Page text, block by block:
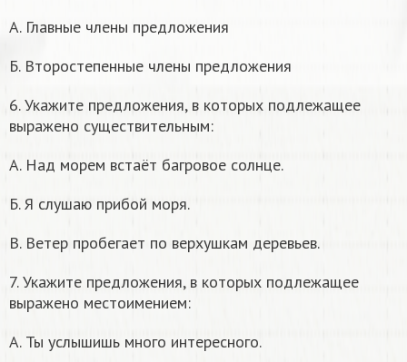
А. Главные члены предложения
Б. Второстепенные члены предложения
6. Укажите предложения, в которых подлежащее
выражено существительным:
А. Над морем встаёт багровое солнце.
Б. Я слушаю прибой моря.
В. Ветер пробегает по верхушкам деревьев.
7. Укажите предложения, в которых подлежащее
выражено местоимением:
А. Ты услышишь много интересного.